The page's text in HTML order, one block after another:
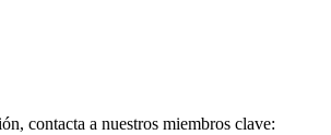
contacta a nuestros miembros clave: